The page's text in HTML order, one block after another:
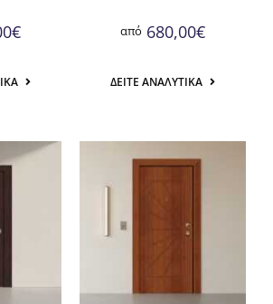
€ από 680,00€
ΔΕΊΤΕ ΑΝΑΛΥΤΙΚΆ